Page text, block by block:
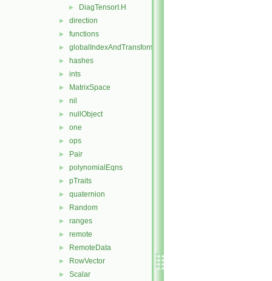
► DiagTensorI.H
► direction
► functions
► globalIndexAndTransform
► hashes
► ints
► MatrixSpace
► nil
► nullObject
► one
► ops
► Pair
► polynomialEqns
► pTraits
► quaternion
► Random
► ranges
► remote
► RemoteData
► RowVector
► Scalar